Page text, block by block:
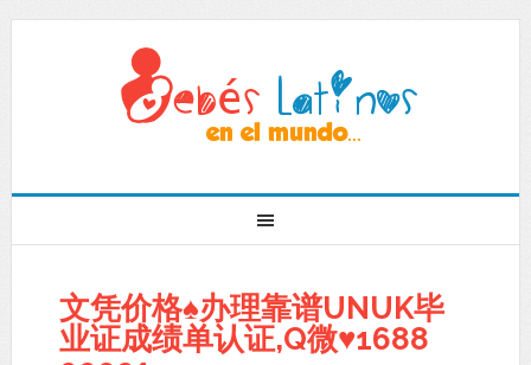
文凭价格♠办理靠谱UNUK毕
业证成绩单认证,Q微♥1688